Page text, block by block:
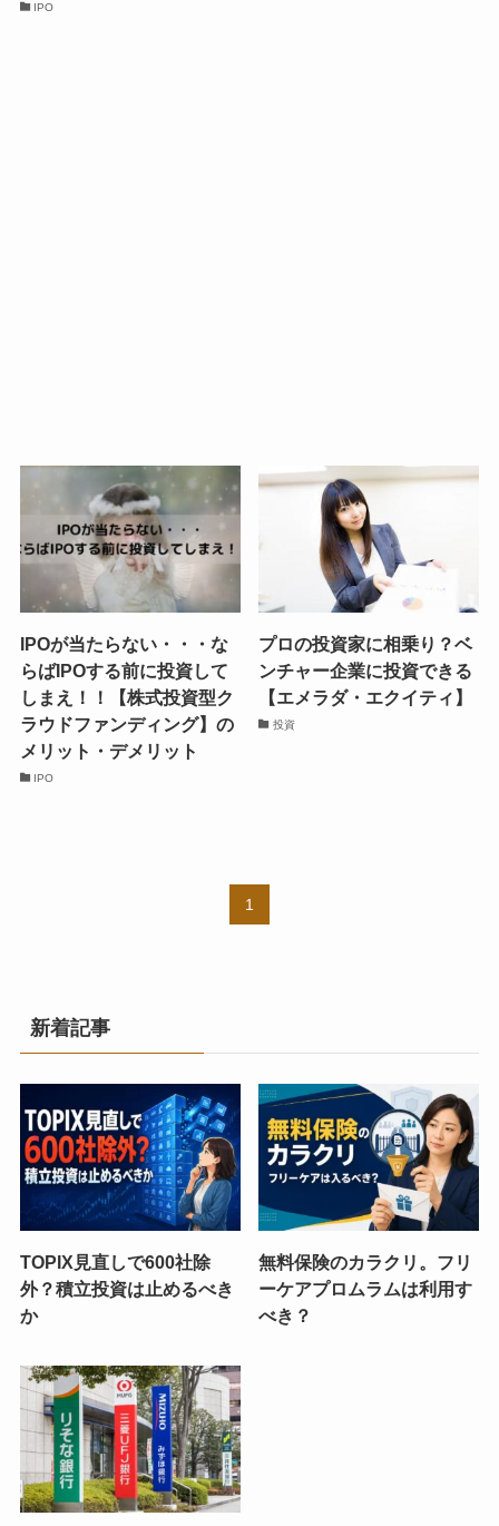
IPO
IPOが当たらない・・・な
らばIPOする前に投資して
しまえ！！【株式投資型ク
ラウドファンディング】の
メリット・デメリット
IPO
プロの投資家に相乗り？ベ
ンチャー企業に投資できる
【エメラダ・エクイティ】
投資
1
新着記事
TOPIX見直しで600社除
外？積立投資は止めるべき
か
無料保険のカラクリ。フリ
ーケアプロムラムは利用す
べき？